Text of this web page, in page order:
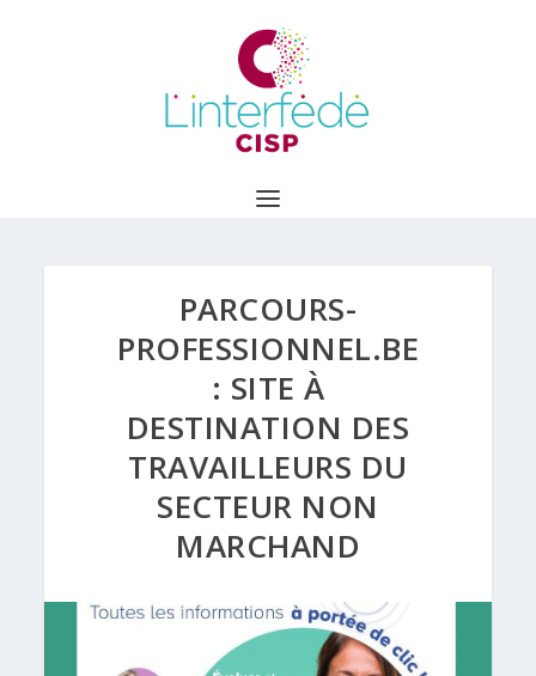
PARCOURS-
PROFESSIONNEL.BE
: SITE À
DESTINATION DES
TRAVAILLEURS DU
SECTEUR NON
MARCHAND